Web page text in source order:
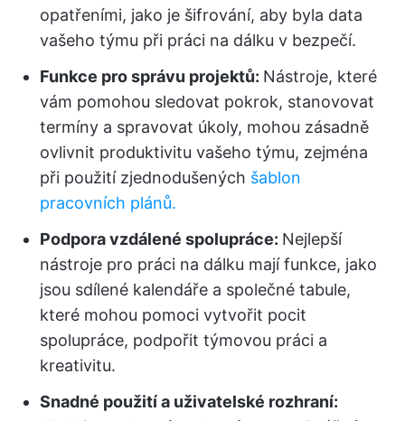
opatřeními, jako je šifrování, aby byla data
vašeho týmu při práci na dálku v bezpečí.
Funkce pro správu projektů: Nástroje, které
vám pomohou sledovat pokrok, stanovovat
termíny a spravovat úkoly, mohou zásadně
ovlivnit produktivitu vašeho týmu, zejména
při použití zjednodušených šablon
pracovních plánů.
Podpora vzdálené spolupráce: Nejlepší
nástroje pro práci na dálku mají funkce, jako
jsou sdílené kalendáře a společné tabule,
které mohou pomoci vytvořit pocit
spolupráce, podpořit týmovou práci a
kreativitu.
Snadné použití a uživatelské rozhraní: